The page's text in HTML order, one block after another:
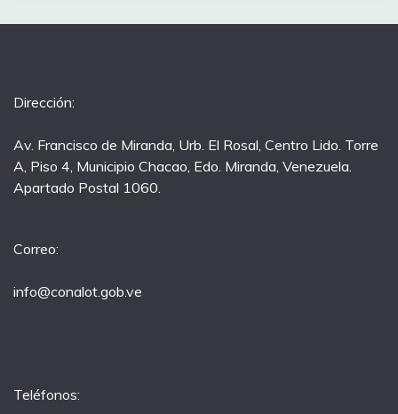
Dirección:
Av. Francisco de Miranda, Urb. El Rosal, Centro Lido. Torre
A, Piso 4, Municipio Chacao, Edo. Miranda, Venezuela.
Apartado Postal 1060.
Correo:
info@conalot.gob.ve
Teléfonos: